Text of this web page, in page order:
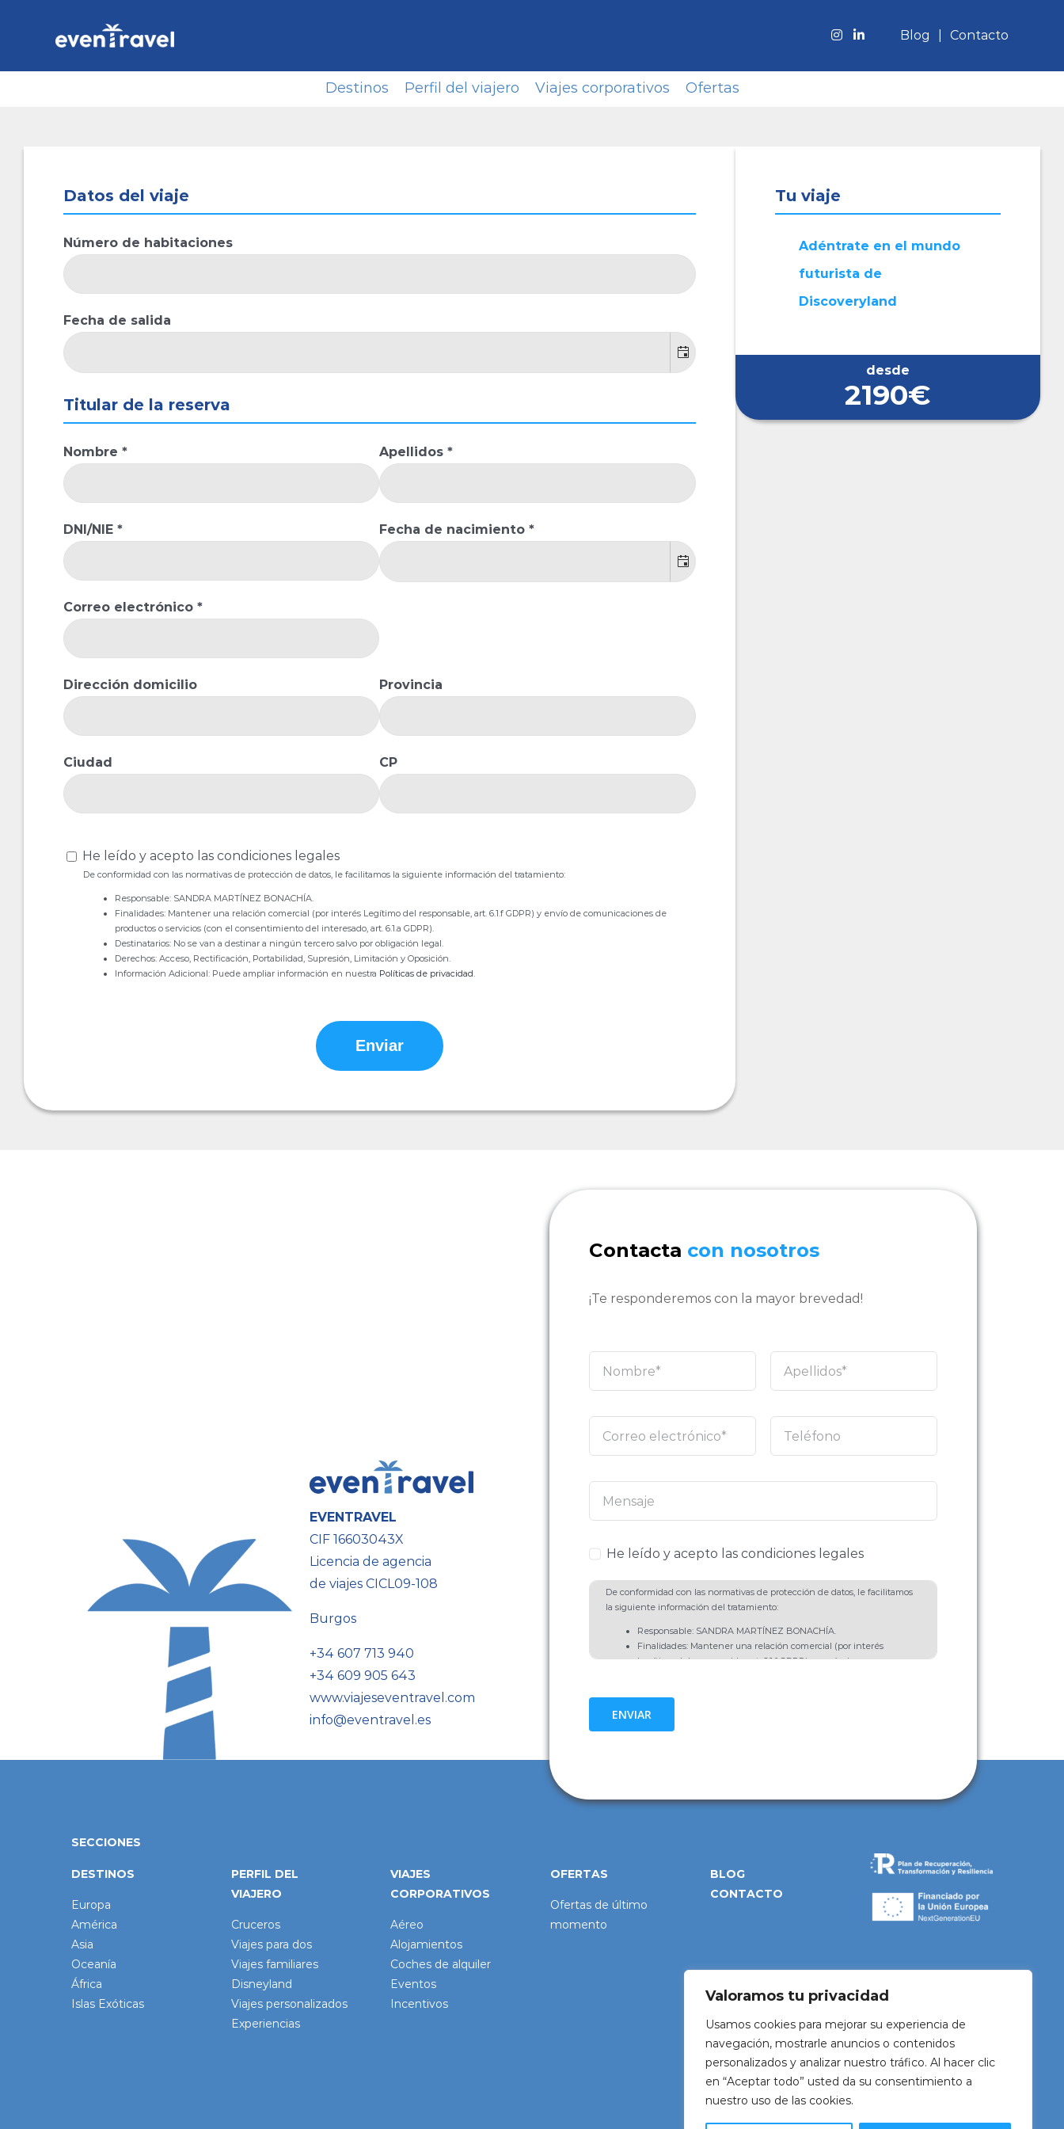
Valoramos tu privacidad
Usamos cookies para mejorar su experiencia de
navegación, mostrarle anuncios o contenidos
personalizados y analizar nuestro tráfico. Al hacer clic
en “Aceptar todo” usted da su consentimiento a
nuestro uso de las cookies.
Blog Contacto
Destinos Perfil del viajero Viajes corporativos Ofertas
Datos del viaje
Número de habitaciones
Fecha de salida
Titular de la reserva
Nombre * Apellidos *
DNI/NIE * Fecha de nacimiento *
Correo electrónico *
Dirección domicilio Provincia
Ciudad CP
He leído y acepto las condiciones legales
De conformidad con las normativas de protección de datos, le facilitamos la siguiente información del tratamiento:
Responsable: SANDRA MARTÍNEZ BONACHÍA.
Finalidades: Mantener una relación comercial (por interés Legítimo del responsable, art. 6.1.f GDPR) y envío de comunicaciones de
productos o servicios (con el consentimiento del interesado, art. 6.1.a GDPR).
Destinatarios: No se van a destinar a ningún tercero salvo por obligación legal.
Derechos: Acceso, Rectificación, Portabilidad, Supresión, Limitación y Oposición.
Información Adicional: Puede ampliar información en nuestra Políticas de privacidad.
Enviar
Tu viaje
Adéntrate en el mundo
futurista de
Discoveryland
desde
2190€
EVENTRAVEL
CIF 16603043X
Licencia de agencia
de viajes CICL09-108
Burgos
+34 607 713 940
+34 609 905 643
www.viajeseventravel.com
info@eventravel.es
Contacta con nosotros
¡Te responderemos con la mayor brevedad!
He leído y acepto las condiciones legales
De conformidad con las normativas de protección de datos, le facilitamos
la siguiente información del tratamiento:
Responsable: SANDRA MARTÍNEZ BONACHÍA.
Finalidades: Mantener una relación comercial (por interés
Legítimo del responsable, art. 6.1.f GDPR) y envío de
obligación legal.
ENVIAR
SECCIONES
DESTINOS
Europa
América
Asia
Oceanía
África
Islas Exóticas
PERFIL DEL
VIAJERO
Cruceros
Viajes para dos
Viajes familiares
Disneyland
Viajes personalizados
Experiencias
VIAJES
CORPORATIVOS
Aéreo
Alojamientos
Coches de alquiler
Eventos
Incentivos
OFERTAS
Ofertas de último
momento
BLOG
CONTACTO